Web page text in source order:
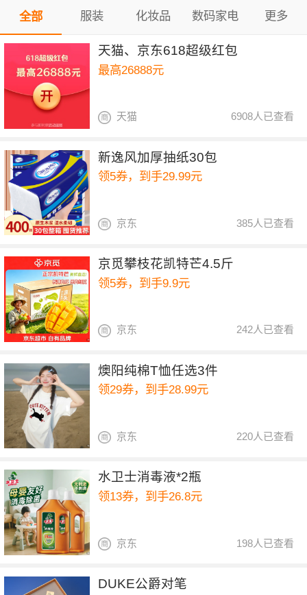
全部 服装 化妆品 数码家电 更多
天猫、京东618超级红包
最高26888元
6908人已查看
天猫
新逸风加厚抽纸30包
领5券，到手29.99元
385人已查看
京东
京觅攀枝花凯特芒4.5斤
领5券，到手9.9元
242人已查看
京东
燠阳纯棉T恤任选3件
领29券，到手28.99元
220人已查看
京东
水卫士消毒液*2瓶
领13券，到手26.8元
198人已查看
京东
DUKE公爵对笔